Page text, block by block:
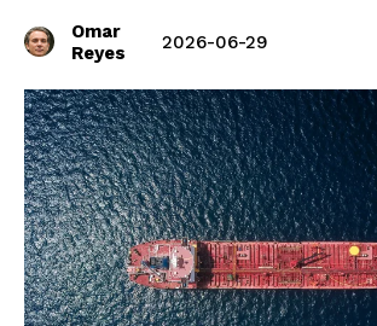
Omar
Reyes
2026-06-29